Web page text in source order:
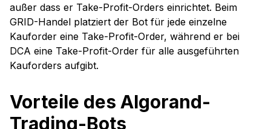
außer dass er Take-Profit-Orders einrichtet. Beim
GRID-Handel platziert der Bot für jede einzelne
Kauforder eine Take-Profit-Order, während er bei
DCA eine Take-Profit-Order für alle ausgeführten
Kauforders aufgibt.
Vorteile des Algorand-
Trading-Bots